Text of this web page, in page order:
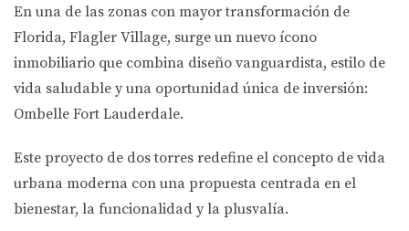
En una de las zonas con mayor transformación de
Florida, Flagler Village, surge un nuevo ícono
inmobiliario que combina diseño vanguardista, estilo de
vida saludable y una oportunidad única de inversión:
Ombelle Fort Lauderdale.
Este proyecto de dos torres redefine el concepto de vida
urbana moderna con una propuesta centrada en el
bienestar, la funcionalidad y la plusvalía.